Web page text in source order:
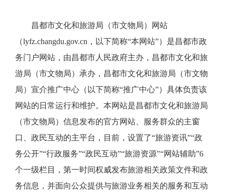
昌都市文化和旅游局（市文物局）网站
（lyfz.changdu.gov.cn，以下简称“本网站”）是昌都市政
务门户网站，由昌都市人民政府主办，昌都市文化和旅
游局（市文物局）承办，昌都市文化和旅游局（市文物
局）宣介推广中心（以下简称“推广中心”）具体负责该
网站的日常运行和维护。本网站是昌都市文化和旅游局
（市文物局）信息发布的官方网站、服务群众的主窗
口、政民互动的主平台，目前，设置了“旅游资讯”“政
务公开”“行政服务”“政民互动”“旅游资源”“网站辅助”6
个一级栏目，第一时间权威发布旅游相关政策文件和政
务信息，并面向公众提供与旅游业务相关的服务和互动